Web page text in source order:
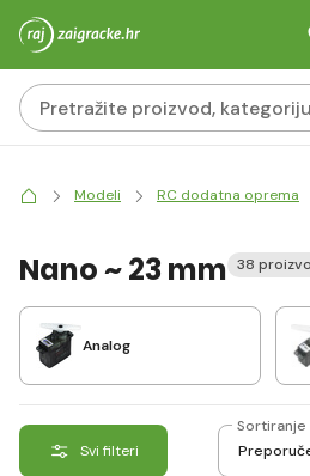
Modeli RC dodatna oprema
Nano ~ 23 mm 38
Analog
Svi filteri
Sortiranje